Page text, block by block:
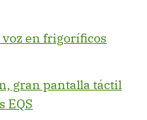
en frigoríficos
gran pantalla táctil
EQS